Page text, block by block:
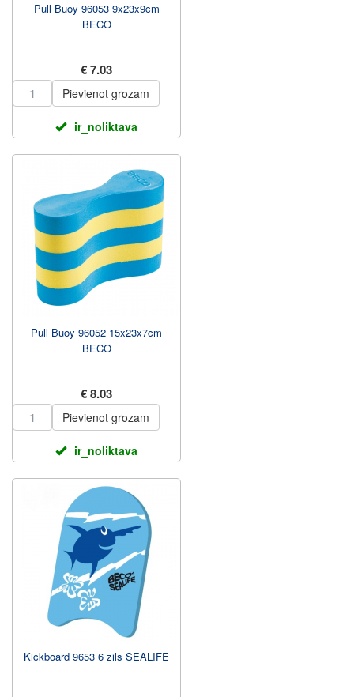
Pull Buoy 96053 9x23x9cm
BECO
€ 7.03
Pievienot grozam
ir_noliktava
Pull Buoy 96052 15x23x7cm
BECO
€ 8.03
Pievienot grozam
ir_noliktava
Kickboard 9653 6 zils SEALIFE